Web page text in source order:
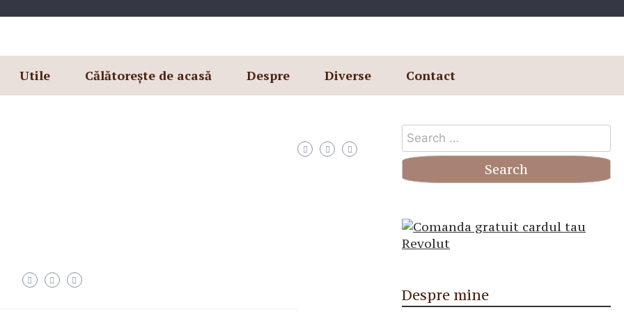
Utile Călătorește de acasă Despre Diverse Contact
Search
for:
Despre mine